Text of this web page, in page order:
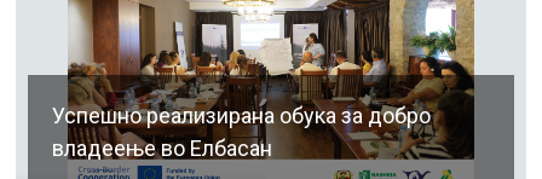
Успешно реализирана обука за добро
владеење во Елбасан